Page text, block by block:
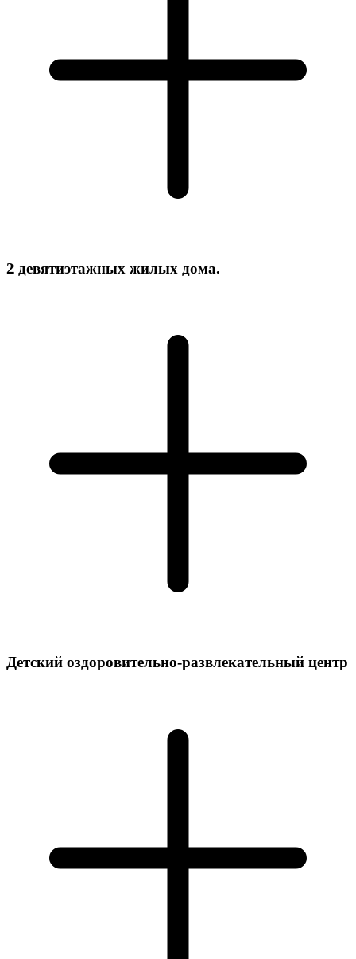
2 девятиэтажных жилых дома.
Детский оздоровительно-развлекательный центр